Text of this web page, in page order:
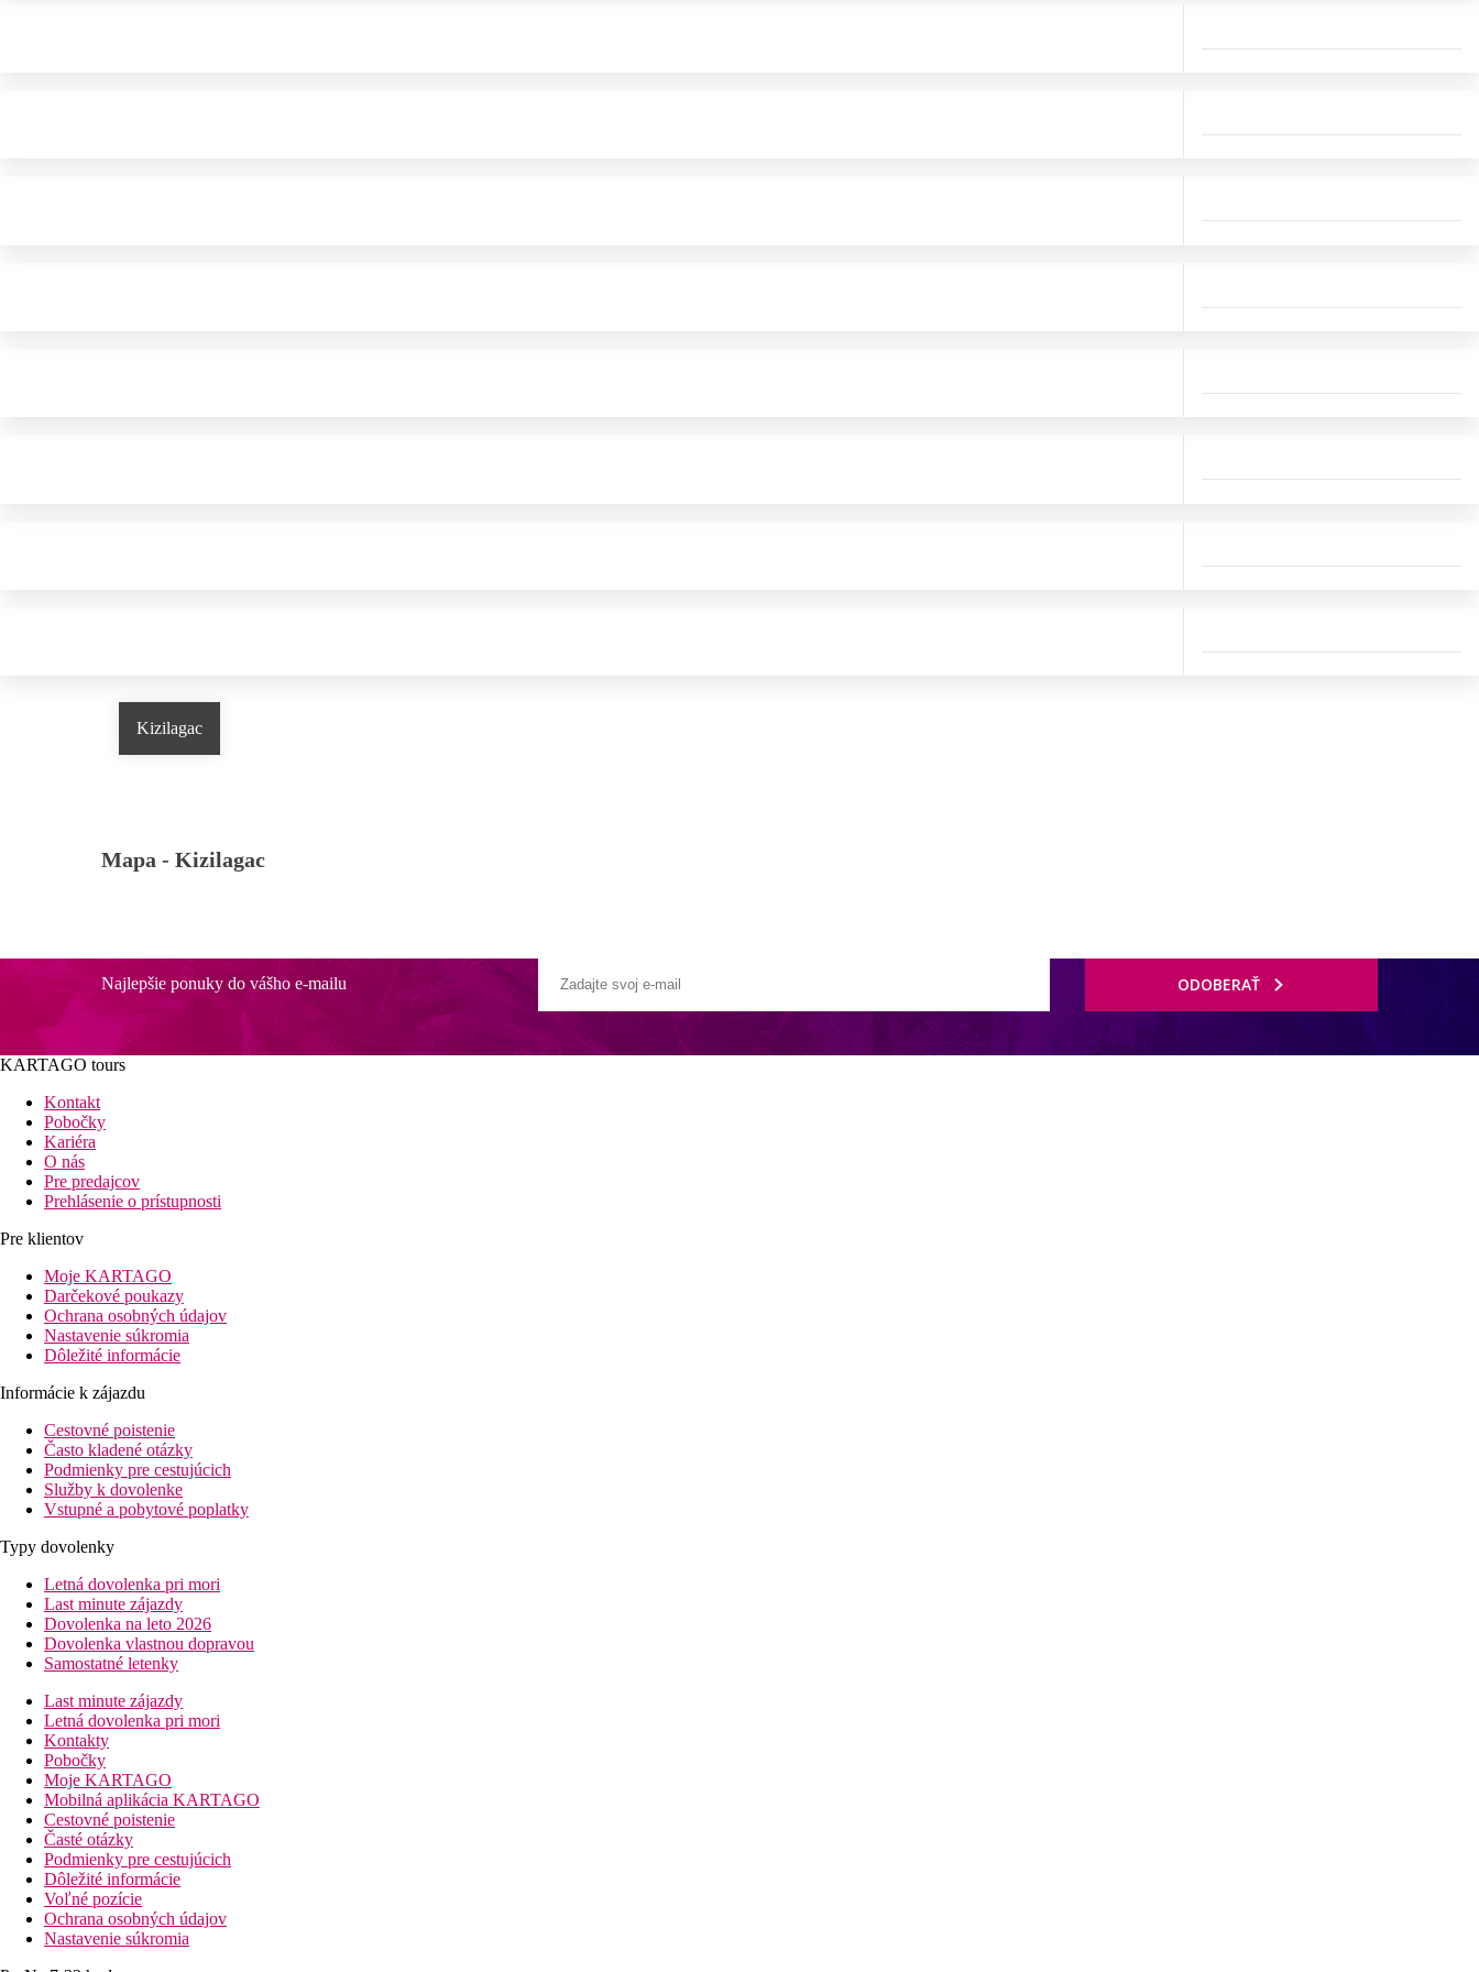
Kizilagac
Mapa - Kizilagac
Najlepšie ponuky do vášho e-mailu ODOBERAŤ
KARTAGO tours
Kontakt
Pobočky
Kariéra
O nás
Pre predajcov
Prehlásenie o prístupnosti
Pre klientov
Moje KARTAGO
Darčekové poukazy
Ochrana osobných údajov
Nastavenie súkromia
Dôležité informácie
Informácie k zájazdu
Cestovné poistenie
Často kladené otázky
Podmienky pre cestujúcich
Služby k dovolenke
Vstupné a pobytové poplatky
Typy dovolenky
Letná dovolenka pri mori
Last minute zájazdy
Dovolenka na leto 2026
Dovolenka vlastnou dopravou
Samostatné letenky
Last minute zájazdy
Letná dovolenka pri mori
Kontakty
Pobočky
Moje KARTAGO
Mobilná aplikácia KARTAGO
Cestovné poistenie
Časté otázky
Podmienky pre cestujúcich
Dôležité informácie
Voľné pozície
Ochrana osobných údajov
Nastavenie súkromia